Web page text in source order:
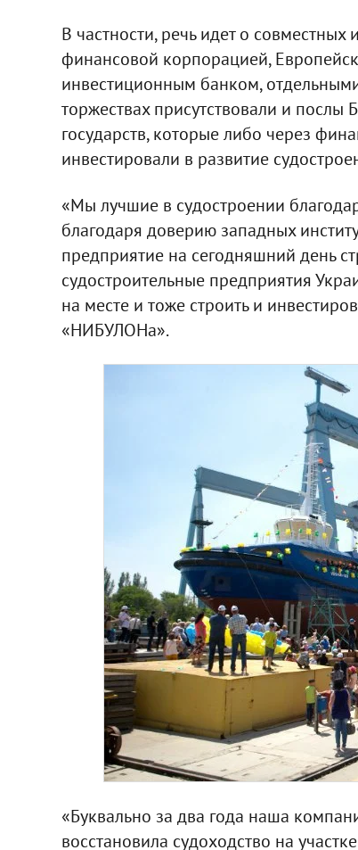
В частности, речь идет о
финансовой корпорацией,
инвестиционным банком,
торжествах присутствовали и послы
государств, которые либо через
инвестировали в развитие
«Мы лучшие в судостроении
благодаря доверию западных
предприятие на сегодняшний день
судостроительные предприятия
на месте и тоже строить и
«НИБУЛОНа».
«Буквально за два года наша
восстановила судоходство на